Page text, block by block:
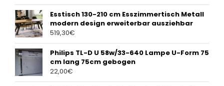
Esstisch 130-210 cm Esszimmertisch Metall
modern design erweiterbar ausziehbar
519,30€
Philips TL-D U 58w/33-640 Lampe U-Form 75
cm lang 75cm gebogen
22,00€